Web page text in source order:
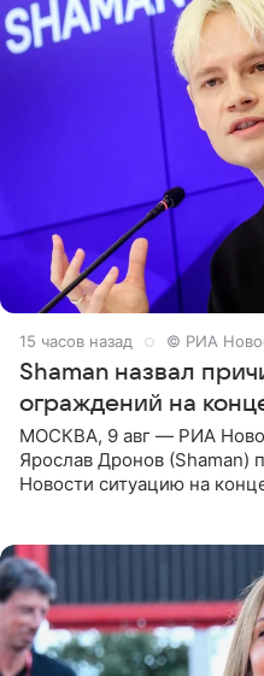
15 часов назад © РИА
Shaman назвал
ограждений на
МОСКВА, 9 авг — РИА
Ярослав Дронов (Shaman)
Новости ситуацию на